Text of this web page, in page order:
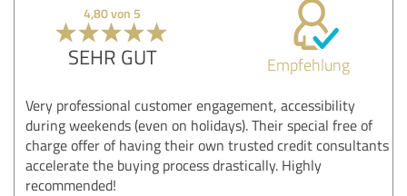
4,80 von 5
SEHR GUT Empfehlung
Very professional customer engagement, accessibility
during weekends (even on holidays). Their special free of
charge offer of having their own trusted credit consultants
accelerate the buying process drastically. Highly
recommended!